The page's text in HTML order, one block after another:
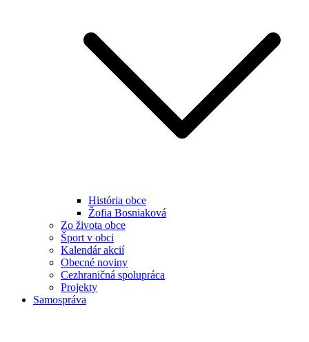
História obce
Žofia Bosniaková
Zo života obce
Šport v obci
Kalendár akcií
Obecné noviny
Cezhraničná spolupráca
Projekty
Samospráva